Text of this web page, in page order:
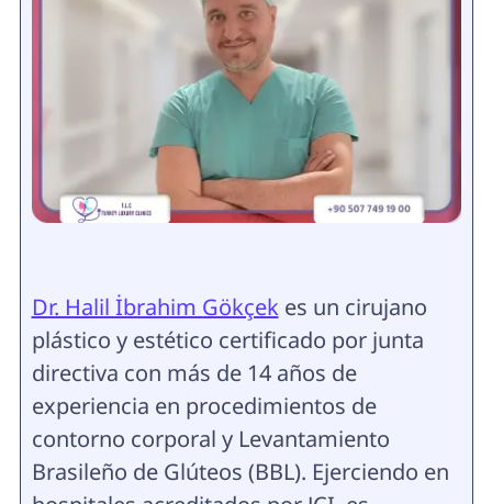
Dr. Halil İbrahim Gökçekes un cirujano
plástico y estético certificado por junta
directiva con más de 14 años de
experiencia en procedimientos de
contorno corporal y Levantamiento
Brasileño de Glúteos (BBL). Ejerciendo en